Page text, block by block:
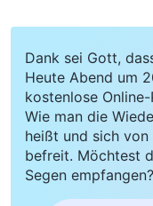
Dank sei Gott,
Heute Abend um
kostenlose
Wie man die
heißt und sich von
befreit. Möchtest
Segen empfangen?